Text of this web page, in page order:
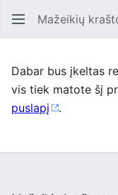
Mažeikių
Dabar bus įkeltas
vis tiek matote šį
puslapį
.